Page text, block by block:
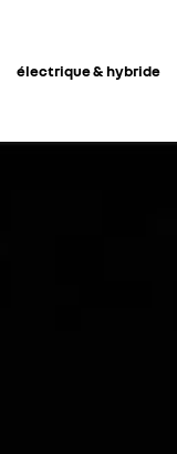
électrique & hybride